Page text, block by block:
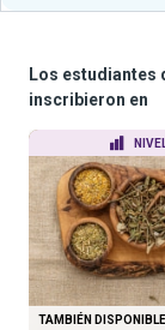
Los estudiantes
inscribieron en
TAMBIÉN DISPONIBLE